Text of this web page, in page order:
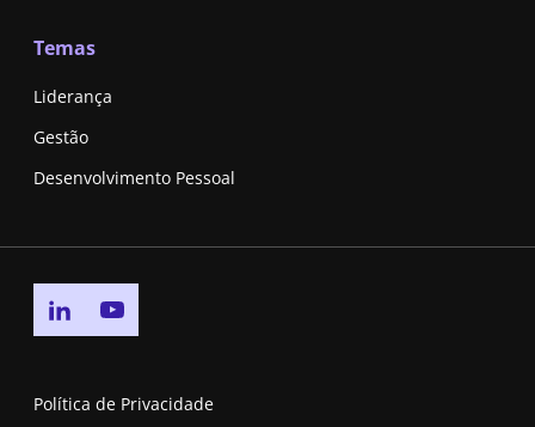
Temas
Liderança
Gestão
Desenvolvimento Pessoal
Go to linkedin page
Política de Privacidade